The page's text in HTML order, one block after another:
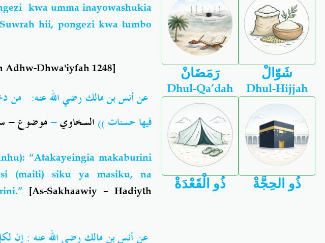
kwa umma inayowashukia
hii, pongezi kwa tumbo
Dhwa'iyfah 1248]
عن أنس بن مالك رضي الله عنه: من
فيها حسنات )) السخاوي-موضوع-
“Atakayeingia makaburini
(maiti) siku ya masiku, na
[As-Sakhaawiy – Hadiyth
عن أنس بن مالك رضي الله عنه : إن
رَمَضَانْ شَوّالْ
Dhul-Qa’dah
ذُو الْقَعْدَةْ
Dhul-Hijjah
ذُو الحِجَّةْ